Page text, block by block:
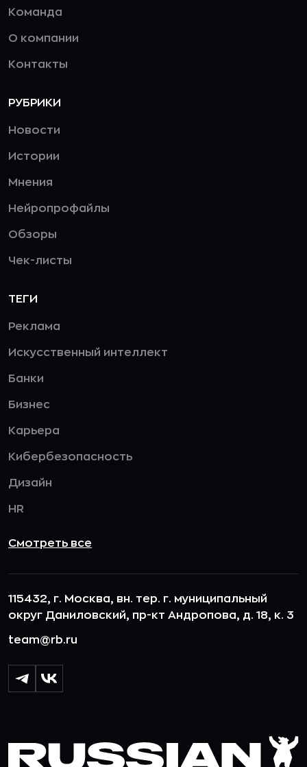
Команда
О компании
Контакты
РУБРИКИ
Новости
Истории
Мнения
Нейропрофайлы
Обзоры
Чек-листы
ТЕГИ
Реклама
Искусственный интеллект
Банки
Бизнес
Карьера
Кибербезопасность
Дизайн
HR
Смотреть все
115432, г. Москва, вн. тер. г. муниципальный
округ Даниловский, пр-кт Андропова, д. 18, к. 3
team@rb.ru